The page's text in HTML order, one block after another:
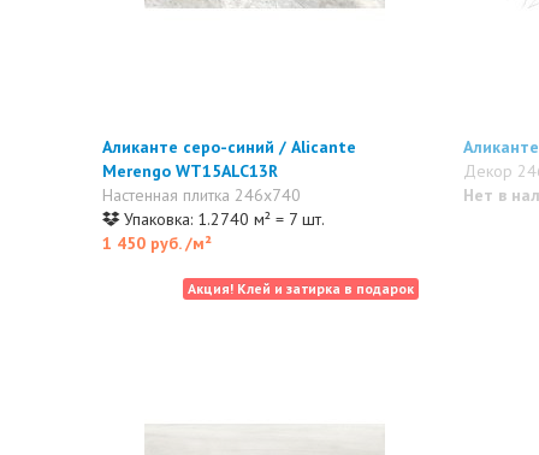
Аликанте серо-синий / Alicante
Merengo WT15ALC13R
Настенная плитка 246x740
Упаковка: 1.2740 м² = 7 шт.
1 450 руб./м²
Декор
Нет в
Акция! Клей и затирка в подарок